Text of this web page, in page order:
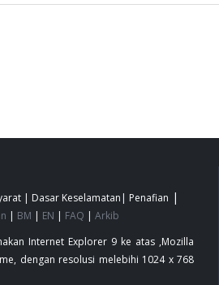
| Dasar Keselamatan | Penafian |
| BM | EN | FAQ | Arkib
Internet Explorer 9 ke atas ,Mozilla
dengan resolusi melebihi 1024 x 768